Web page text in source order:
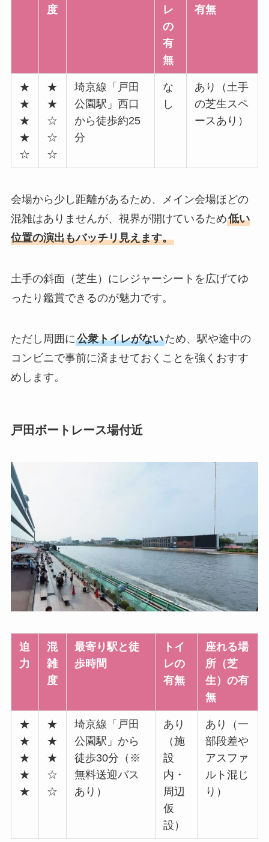
度
レ
の
有
無
有無
★
★
★
★
☆
★
★
☆
☆
☆
埼京線「戸田
公園駅」西口
から徒歩約25
分
な
し
あり（土手
の芝生スペ
ースあり）
会場から少し距離があるため、メイン会場ほどの
混雑はありませんが、視界が開けているため低い
位置の演出もバッチリ見えます。
土手の斜面（芝生）にレジャーシートを広げてゆ
ったり鑑賞できるのが魅力です。
ただし周囲に公衆トイレがないため、駅や途中の
コンビニで事前に済ませておくことを強くおすす
めします。
戸田ボートレース場付近
迫
力
混
雑
度
最寄り駅と徒
歩時間
トイ
レの
有無
座れる場
所（芝
生）の有
無
★
★
★
★
★
★
★
★
☆
☆
埼京線「戸田
公園駅」から
徒歩30分（※
無料送迎バス
あり）
あり
（施
設
内・
周辺
仮
設）
あり（一
部段差や
アスファ
ルト混じ
り）